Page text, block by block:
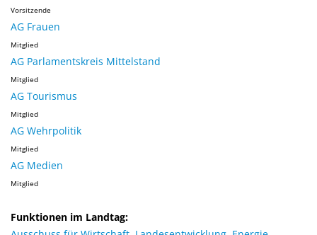
Vorsitzende
AG Frauen
Mitglied
AG Parlamentskreis Mittelstand
Mitglied
AG Tourismus
Mitglied
AG Wehrpolitik
Mitglied
AG Medien
Mitglied
Funktionen im Landtag: